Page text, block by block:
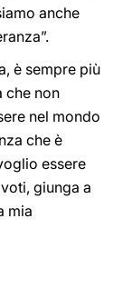
anche
è sempre più
che non
nel mondo
che è
essere
giunga a
mia